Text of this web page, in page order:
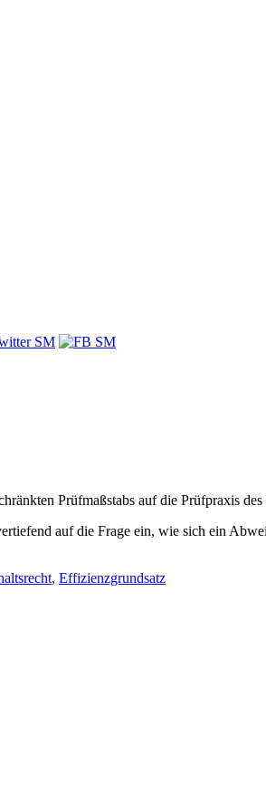
Prüfmaßstabs auf die Prüfpraxis
auf die Frage ein, wie sich ein
, Effizienzgrundsatz